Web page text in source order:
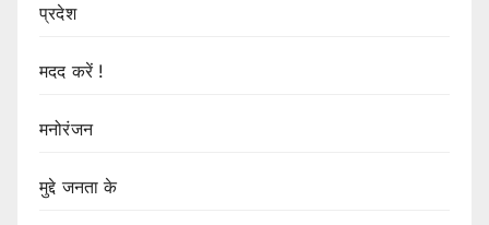
प्रदेश
मदद करें !
मनोरंजन
मुद्दे जनता के